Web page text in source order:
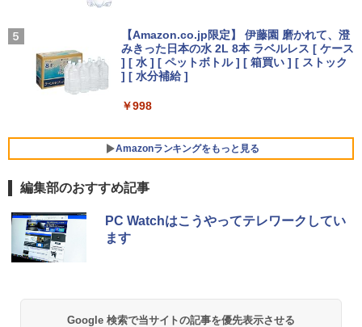
GB Win11 12.1型FHD Webカメラ 無線L
AN 軽量 初期設定済 すぐ使える テレワー
ク FHD 事務 学習 パナソニック 中古 パ
ソコン PC
￥15,980
5
超軽量980g ノートパソコンSONY VAIO
G1メモリ8GB 秒速起動SSD最大1TB 14
ートパソコン Windows11Proオフィス付
き 5GWIFI Bluetooth 最新MicrosoftOff
スタンド VESA
￥12,580
ルHD 1080P 100%sRGB 400cd/m? 光沢
IPS パネル 色鮮やか 265g 超軽量 Type-
ディスプレイ ミニPC対応 3年保証 EVICI
￥10,999
ット [入荷予約]
￥5,544
￥1,964
Xiaomi シャオミ REDMI Buds 8 Lite ワイヤ
リング ANC 36時間再生
￥250
【Amazon.co.jp限定】 伊藤園 磨かれて、澄
みきった日本の水 2L 8本 ラベルレス [ ケース
] [ 水 ] [ ペットボトル ] [ 箱買い ] [ ストック
] [ 水分補給 ]
￥998
Amazonランキングをもっと見る
薬屋のひとりごと 17巻 (デジタル版ビッグガ
ンガンコミックス)
異世界居酒屋「のぶ」(22) (角川コミックス・
編集部のおすすめ記事
PC Watchはこうやってテレワークしてい
ます
Google 検索で当サイトの記事を優先表示させる